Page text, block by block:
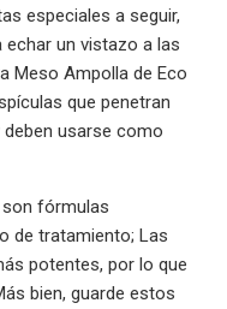
especiales a seguir,
echar un vistazo a las
Meso Ampolla de Eco
que penetran
usarse como
fórmulas
de tratamiento; Las
potentes, por lo que
bien, guarde estos